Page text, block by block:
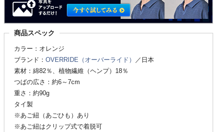
商品スペック
カラー：オレンジ
ブランド： OVERRIDE（オーバーライド）
／日本
素材：綿82％、植物繊維（ヘンプ）18％
つばの広さ：約6～7cm
重さ：約90g
タイ製
※あご紐（あごひも）あり
※あご紐はクリップ式で着脱可